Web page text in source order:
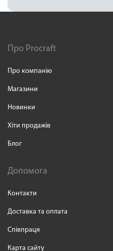
Про Procraft
Про компанію
Магазини
Новинки
Хіти продажів
Блог
Допомога
Контакти
Доставка та оплата
Співпраця
Карта сайту